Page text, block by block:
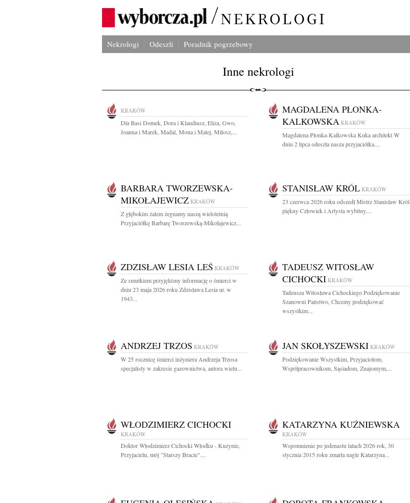
Nekrologi Odeszli Poradnik pogrzebowy
Inne nekrologi
KRAKÓW
Dla Basi Domek, Dora i Klaudiusz, Eliza, Gwo,
Joanna i Marek, Madal, Mona i Matej, Miłosz,...
MAGDALENA PŁONKA-
KALKOWSKA KRAKÓW
Magdalena Płonka-Kalkowska Kuka architekt W
dniu 2 lipca odeszła nasza przyjaciółka....
BARBARA TWORZEWSKA-
MIKOŁAJEWICZ KRAKÓW
Z głębokim żalem żegnamy naszą wieloletnią
Przyjaciółkę Barbarę Tworzewską-Mikołajewicz...
STANISŁAW KRÓL KRAKÓW
23 czerwca 2026 roku odszedł Mistrz Stanisław Król
piękny Człowiek i Artysta wybitny....
ZDZISŁAW LESIA LEŚ KRAKÓW
Ze smutkiem przyjęliśmy informację o śmierci w
dniu 23 maja 2026 roku Zdzisława Lesia ur. w
1943...
TADEUSZ WITOSŁAW
CICHOCKI KRAKÓW
Tadeusza Witosława Cichockiego Podziękowanie
Szanowni Państwo, Chcemy podziękować
wszystkim...
ANDRZEJ TRZOS KRAKÓW
W 25 rocznicę śmierci inżyniera Andrzeja Trzosa
specjalisty w zakresie gazownictwa, autora wielu...
JAN SKOŁYSZEWSKI KRAKÓW
Podziękowanie Wszystkim, Przyjaciołom,
Współpracownikom, Sąsiadom, Znajomym,...
WŁODZIMIERZ CICHOCKI
KRAKÓW
Doktor Włodzimierz Cichocki Włodku - Kuzynie,
Przyjacielu, mój "Starszy Bracie"....
KATARZYNA KUŹNIEWSKA
KRAKÓW
Wspomnienie po jedenastu latach 2026 rok, 30
stycznia 2015 roku zmarła nagle Katarzyna...